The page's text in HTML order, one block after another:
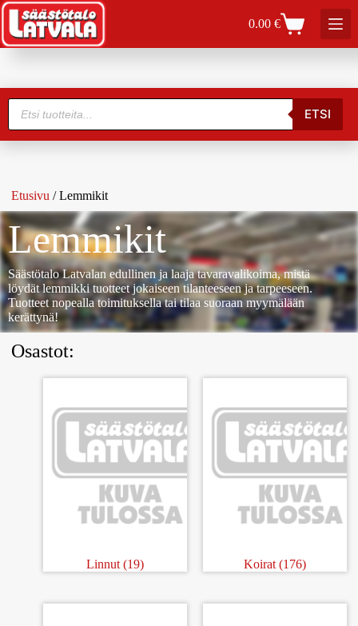
0.00€
ETSI
Etusivu / Lemmikit
Lemmikit
Säästötalo Latvalan edullinen ja laaja tavaravalikoima, mistä
löydät lemmikki tuotteet jokaiseen tilanteeseen ja tarpeeseen.
Tuotteet nopealla toimituksella tai tilaa suoraan myymälään
kerättynä!
Osastot:
Linnut(19) Koirat (176)